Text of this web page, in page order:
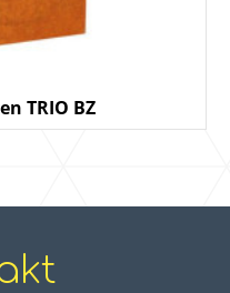
TRIO BZ